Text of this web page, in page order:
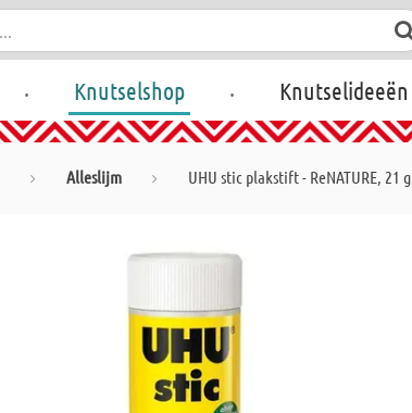
. Knutselshop . Knutselideeën
Alleslijm UHU stic plakstift - ReNATURE, 21 g